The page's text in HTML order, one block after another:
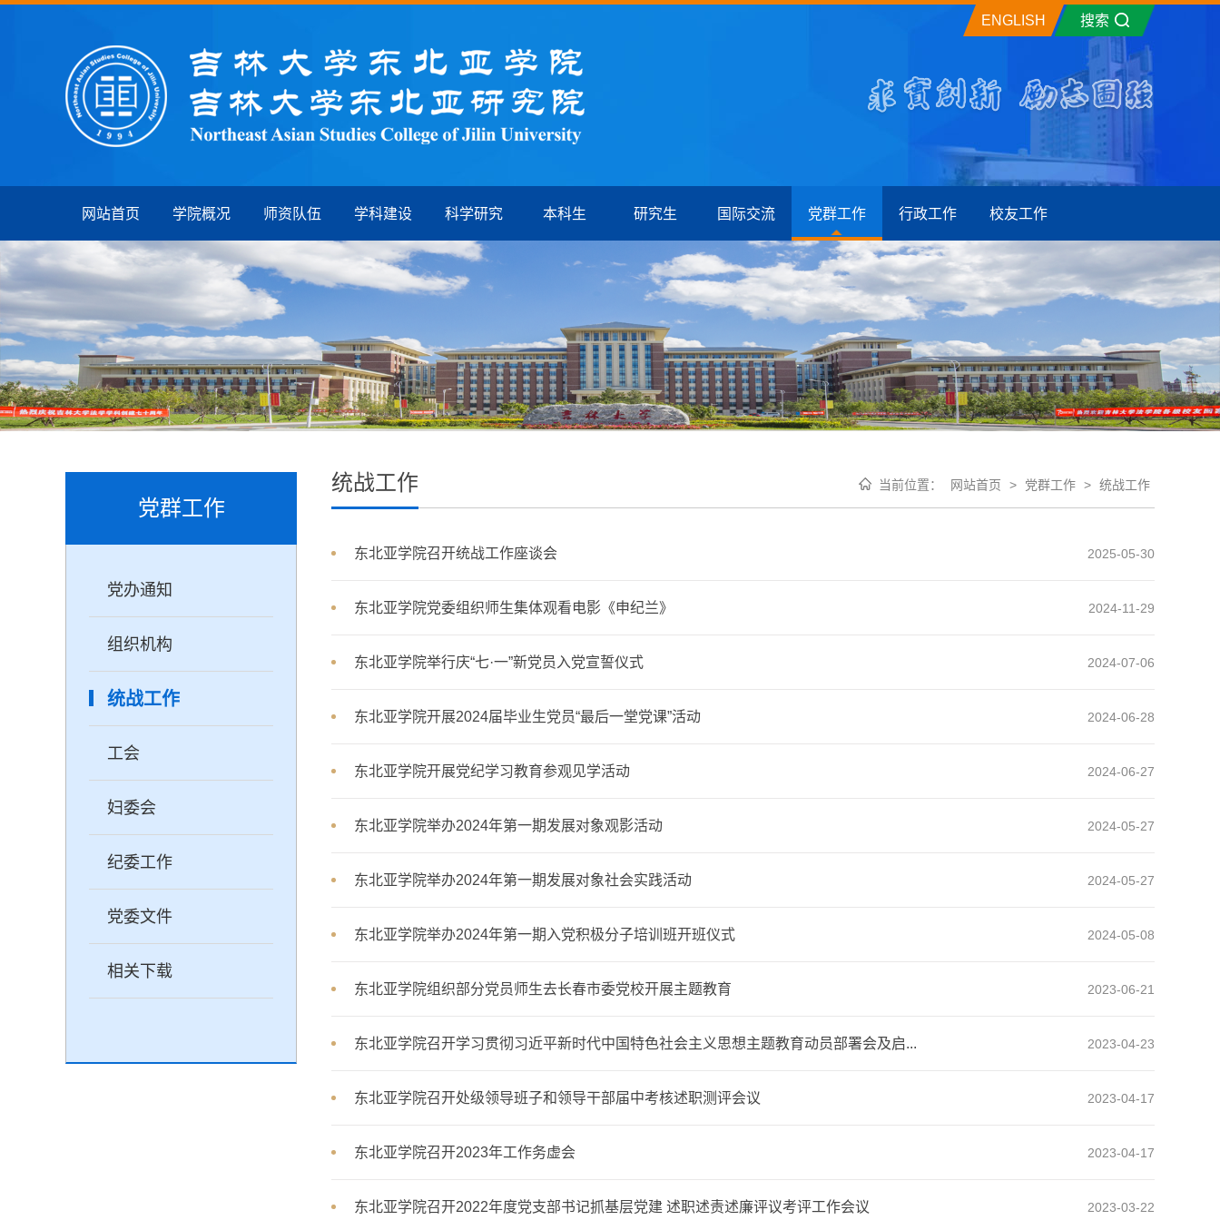
ENGLISH 搜索
网站首页 学院概况 师资队伍 学科建设 科学研究 本科生 研究生 国际交流 党群工作 行政工作 校友工作
党群工作
党办通知
组织机构
统战工作
工会
妇委会
纪委工作
党委文件
相关下载
统战工作 当前位置： 网站首页 > 党群工作 > 统战工作
东北亚学院召开统战工作座谈会 2025-05-30
东北亚学院党委组织师生集体观看电影《申纪兰》 2024-11-29
东北亚学院举行庆“七·一”新党员入党宣誓仪式 2024-07-06
东北亚学院开展2024届毕业生党员“最后一堂党课”活动 2024-06-28
东北亚学院开展党纪学习教育参观见学活动 2024-06-27
东北亚学院举办2024年第一期发展对象观影活动 2024-05-27
东北亚学院举办2024年第一期发展对象社会实践活动 2024-05-27
东北亚学院举办2024年第一期入党积极分子培训班开班仪式 2024-05-08
东北亚学院组织部分党员师生去长春市委党校开展主题教育 2023-06-21
东北亚学院召开学习贯彻习近平新时代中国特色社会主义思想主题教育动员部署会及启... 2023-04-23
东北亚学院召开处级领导班子和领导干部届中考核述职测评会议 2023-04-17
东北亚学院召开2023年工作务虚会 2023-04-17
东北亚学院召开2022年度党支部书记抓基层党建 述职述责述廉评议考评工作会议 2023-03-22